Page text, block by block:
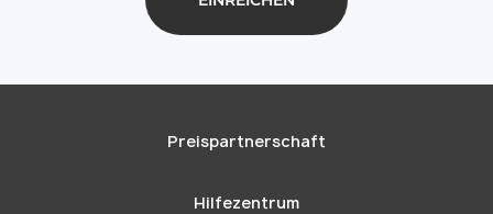
Preispartnerschaft
Hilfezentrum